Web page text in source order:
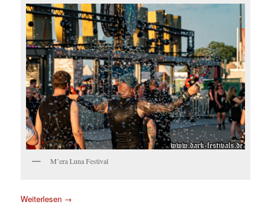
M’era Luna Festival
Weiterlesen →